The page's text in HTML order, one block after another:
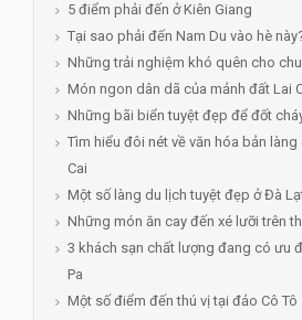
5 điểm phải đến ở Kiên Giang
Tại sao phải đến Nam Du vào hè
Những trải nghiệm khó quên cho
Món ngon dân dã của mảnh đất Lai
Những bãi biển tuyệt đẹp để đốt
Tìm hiểu đôi nét về văn hóa bản
Cai
Một số làng du lịch tuyệt đẹp ở Đà
Những món ăn cay đến xé lưỡi trên
3 khách sạn chất lượng đang có ưu
Pa
Một số điểm đến thú vị tại đảo Cô Tô